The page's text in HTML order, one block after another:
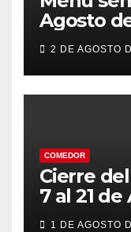
Agosto
2 DE AGOSTO
COMEDOR
Cierre
7 al 21
1 DE AGOSTO